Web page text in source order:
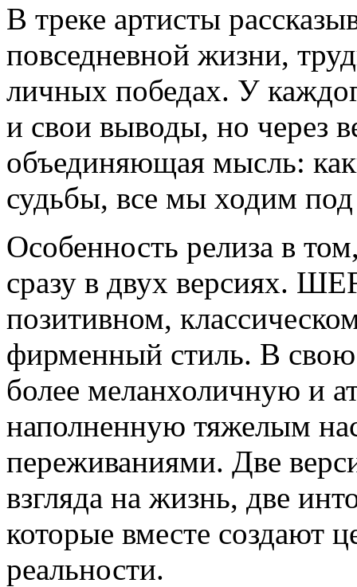
В треке артисты
повседневной жизни,
личных победах. У
и свои выводы, но через
объединяющая мысль:
судьбы, все мы ходим
Особенность релиза в
сразу в двух версиях.
позитивном,
фирменный стиль. В
более меланхоличную и
наполненную тяжелым
переживаниями. Две
взгляда на жизнь, две
которые вместе создают
реальности.